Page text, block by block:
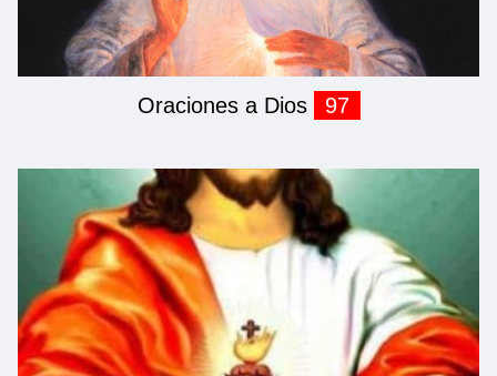
Oraciones a Dios 97